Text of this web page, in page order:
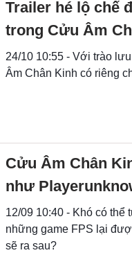
Trailer hé lộ chế
trong Cửu Âm
24/10 10:55 - Với trào
Âm Chân Kinh có riêng
Cửu Âm Chân
như
12/09 10:40 - Khó có
những game FPS lại
sẽ ra sau?